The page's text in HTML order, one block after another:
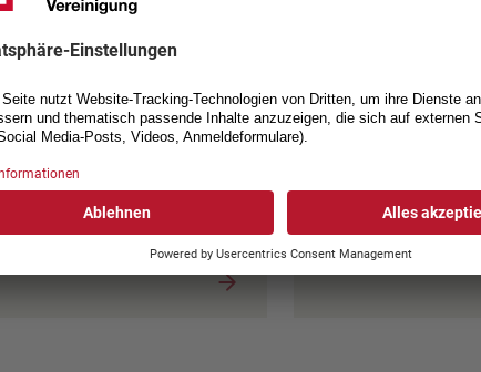
Eurokey
Als SPV-Aktivmitglied beziehen
Sie bei uns einen Eurokey für
öffentliche Toilettenanlagen,
Treppenlifte usw.
Das von Rolland
entworfene